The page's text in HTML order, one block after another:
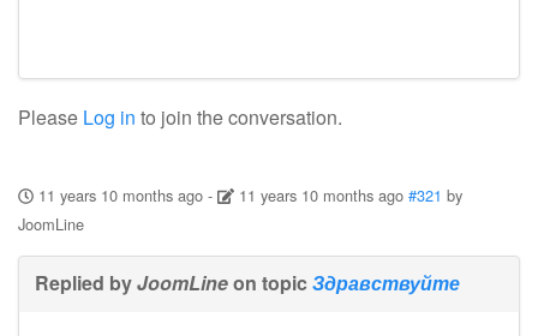
Please Log in to join the conversation.
11 years 10 months ago- 11 years 10 months ago #321 by
JoomLine
Replied byJoomLineon topic Здравствуйте